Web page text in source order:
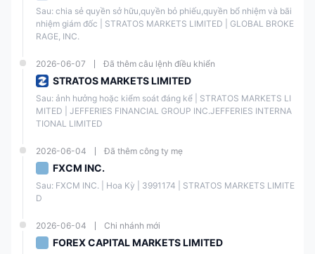
Kết luận của chúng tôi về Độ tin cậy của FXCM:
FXCM là một nhà môi giới được quản lý tốt và uy tín với một lịch sử lâu
tài chính hàng đầu và có nhiều giấy phép, thể hiện cam kết bảo vệ
khách hàng.
Công Cụ Thị Trường
FXCM cung cấp giao dịch trong năm lớp tài sản có thể giao dịch, bao
gồmngoại hối, cổ phiếu, hàng hóa, chỉ số và tiền điện tử
danh mục đầu tư rộng hơn.
Tài Sản Giao Dịch
Cổ Phiếu ✔
Sau: chia sẻ quyền sở hữu,quyền bỏ phiếu,quyền bổ nhiệm và bãi
nhiệm giám đốc | STRATOS MARKETS LIMITED | GLOBAL BROKE
RAGE, INC.
2026-06-07 Đã thêm câu lệnh điều khiển
STRATOS MARKETS LIMITED
Sau: ảnh hưởng hoặc kiểm soát đáng kể | STRATOS MARKETS LI
MITED | JEFFERIES FINANCIAL GROUP INC.JEFFERIES INTERNA
TIONAL LIMITED
2026-06-04 Đã thêm công ty mẹ
FXCM INC.
Sau: FXCM INC. | Hoa Kỳ | 3991174 | STRATOS MARKETS LIMITE
D
2026-06-04 Chi nhánh mới
FOREX CAPITAL MARKETS LIMITED